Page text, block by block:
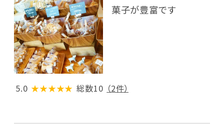
菓子が豊富です
5.0 ★★★★★ 総数10 （2件）